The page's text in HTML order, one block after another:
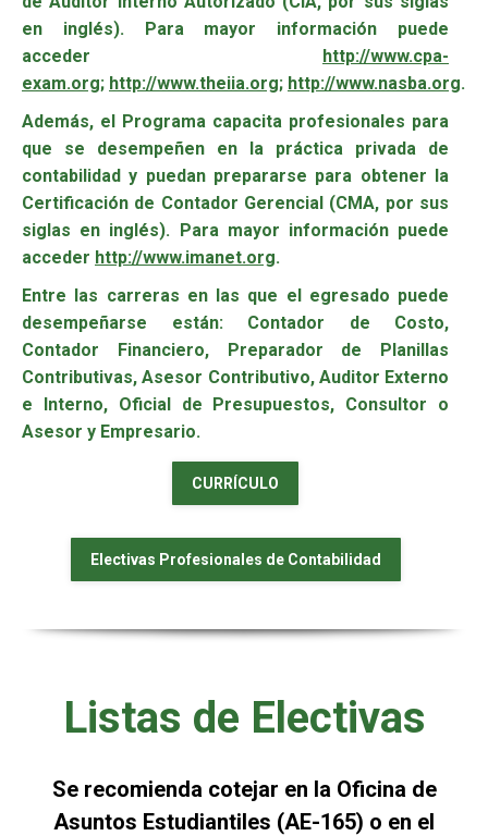
en inglés). Para mayor información puede
acceder http://www.cpa-
exam.org; http://www.theiia.org; http://www.nasba.org.
Además, el Programa capacita profesionales para
que se desempeñen en la práctica privada de
contabilidad y puedan prepararse para obtener la
Certificación de Contador Gerencial (CMA, por sus
siglas en inglés). Para mayor información puede
acceder http://www.imanet.org.
Entre las carreras en las que el egresado puede
desempeñarse están: Contador de Costo,
Contador Financiero, Preparador de Planillas
Contributivas, Asesor Contributivo, Auditor Externo
e Interno, Oficial de Presupuestos, Consultor o
Asesor y Empresario.
CURRÍCULO
Electivas Profesionales de Contabilidad
Listas de Electivas
Se recomienda cotejar en la Oficina de
Asuntos Estudiantiles (AE-165) o en el